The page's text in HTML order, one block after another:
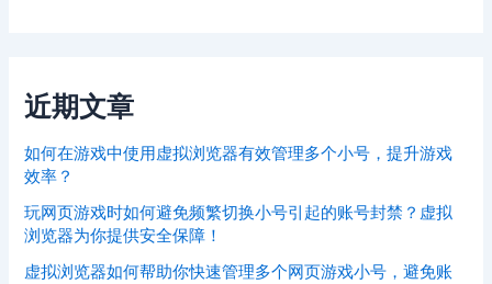
近期文章
如何在游戏中使用虚拟浏览器有效管理多个小号，提升游戏
效率？
玩网页游戏时如何避免频繁切换小号引起的账号封禁？虚拟
浏览器为你提供安全保障！
虚拟浏览器如何帮助你快速管理多个网页游戏小号，避免账